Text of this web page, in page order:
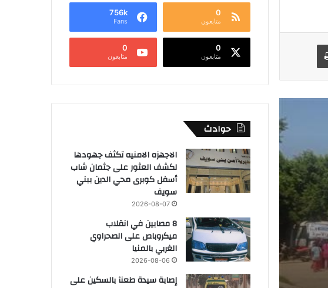
0
متابعون
756k
Fans
0
متابعون
0
متابعون
حوادث
الاجهزه الامنيه تكثف جهودها
لكشف العثور على جثمان شاب
أسفل كوبرى محي الدين ببني
سويف
2026-08-07
8 مصابين في انقلاب
ميكروباص على الصحراوي
الغربي بالمنيا
2026-08-06
إصابة سيدة طعنآ بالسكين على